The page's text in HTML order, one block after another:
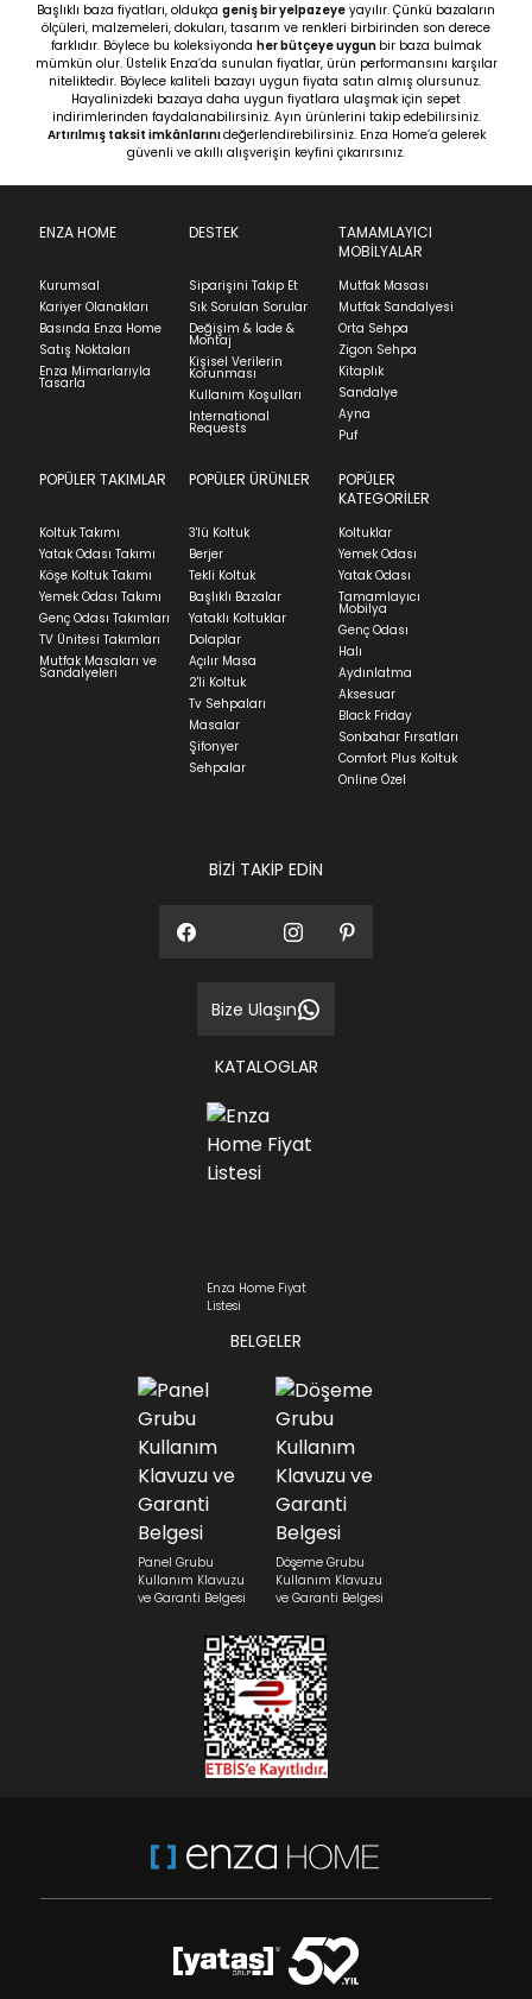
Başlıklı baza fiyatları, oldukça geniş bir yelpazeye yayılır. Çünkü bazaların
ölçüleri, malzemeleri, dokuları, tasarım ve renkleri birbirinden son derece
farklıdır. Böylece bu koleksiyonda her bütçeye uygun bir baza bulmak
mümkün olur. Üstelik Enza’da sunulan fiyatlar, ürün performansını karşılar
niteliktedir. Böylece kaliteli bazayı uygun fiyata satın almış olursunuz.
Hayalinizdeki bazaya daha uygun fiyatlara ulaşmak için sepet
indirimlerinden faydalanabilirsiniz. Ayın ürünlerini takip edebilirsiniz.
Artırılmış taksit imkânlarınıdeğerlendirebilirsiniz. Enza Home’a gelerek
güvenli ve akıllı alışverişin keyfini çıkarırsınız.
ENZA HOME
Kurumsal
Kariyer Olanakları
Basında Enza Home
Satış Noktaları
Enza Mimarlarıyla
Tasarla
DESTEK
Siparişini Takip Et
Sık Sorulan Sorular
Değişim & İade &
Montaj
Kişisel Verilerin
Korunması
Kullanım Koşulları
International
Requests
TAMAMLAYICI
MOBİLYALAR
Mutfak Masası
Mutfak Sandalyesi
Orta Sehpa
Zigon Sehpa
Kitaplık
Sandalye
Ayna
Puf
POPÜLER TAKIMLAR
Koltuk Takımı
Yatak Odası Takımı
Köşe Koltuk Takımı
Yemek Odası Takımı
Genç Odası Takımları
TV Ünitesi Takımları
Mutfak Masaları ve
Sandalyeleri
POPÜLER ÜRÜNLER
3'lü Koltuk
Berjer
Tekli Koltuk
Başlıklı Bazalar
Yataklı Koltuklar
Dolaplar
Açılır Masa
2'li Koltuk
Tv Sehpaları
Masalar
Şifonyer
Sehpalar
POPÜLER
KATEGORİLER
Koltuklar
Yemek Odası
Yatak Odası
Tamamlayıcı
Mobilya
Genç Odası
Halı
Aydınlatma
Aksesuar
Black Friday
Sonbahar Fırsatları
Comfort Plus Koltuk
Online Özel
BİZİ TAKİP EDİN
Bize Ulaşın
KATALOGLAR
Enza Home Fiyat
Listesi
BELGELER
Panel Grubu
Kullanım Klavuzu
ve Garanti Belgesi
Döşeme Grubu
Kullanım Klavuzu
ve Garanti Belgesi